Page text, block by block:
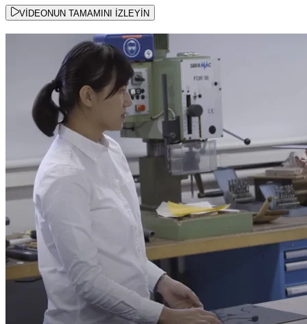
VİDEONUN TAMAMINI İZLEYİN